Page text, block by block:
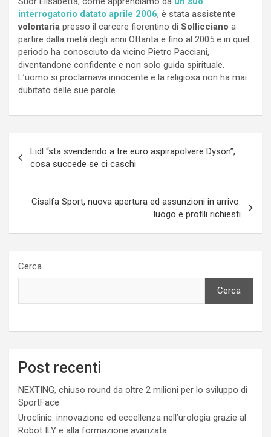
interrogatorio datato aprile 2006, è stata assistente
volontaria presso il carcere fiorentino di Sollicciano a
partire dalla metà degli anni Ottanta e fino al 2005 e in quel
periodo ha conosciuto da vicino Pietro Pacciani,
diventandone confidente e non solo guida spirituale.
L’uomo si proclamava innocente e la religiosa non ha mai
dubitato delle sue parole.
articoli
Lidl “sta svendendo a tre euro aspirapolvere Dyson”,
cosa succede se ci caschi
Cisalfa Sport, nuova apertura ed assunzioni in arrivo:
luogo e profili richiesti
Cerca
Cerca
Post recenti
NEXTING, chiuso round da oltre 2 milioni per lo sviluppo di
SportFace
Uroclinic: innovazione ed eccellenza nell’urologia grazie al
Robot ILY e alla formazione avanzata